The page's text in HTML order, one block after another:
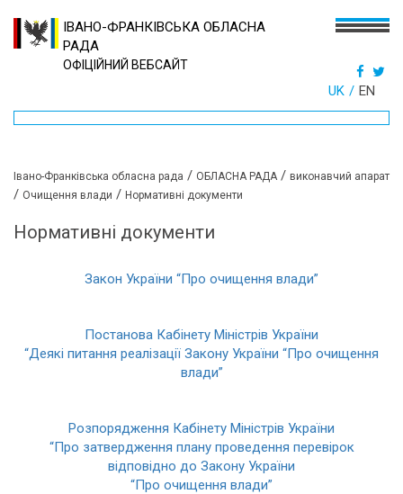
ІВАНО-ФРАНКІВСЬКА ОБЛАСНА
РАДА
ОФІЦІЙНИЙ ВЕБСАЙТ
UK EN
Івано-Франківська обласна рада / ОБЛАСНА РАДА / виконавчий апарат
/ Очищення влади / Нормативні документи
Нормативні документи
Закон України “Про очищення влади”
Постанова Кабінету Міністрів України
“Деякі питання реалізації Закону України “Про очищення
влади”
Розпорядження Кабінету Міністрів України
“Про затвердження плану проведення перевірок
відповідно до Закону України
“Про очищення влади”